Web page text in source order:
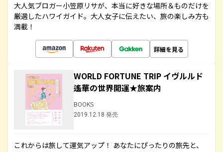
大人気ブロガー小笠原リサが、本当に好きな場所＆ものだけを
厳選したハワイガイド。大人女子に伝えたい、旅の楽しみ方も
満載！
詳細を見る
WORLD FORTUNE TRIP イヴルルド
遙華の世界開運★旅案内
BOOKS
2019.12.18 発売
これからは旅して運気アップ！ あなたにぴったりの旅先と、